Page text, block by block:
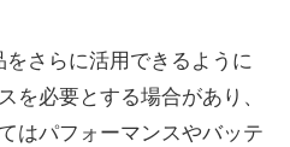
をさらに活用できるように
を必要とする場合があり、
はパフォーマンスやバッテ